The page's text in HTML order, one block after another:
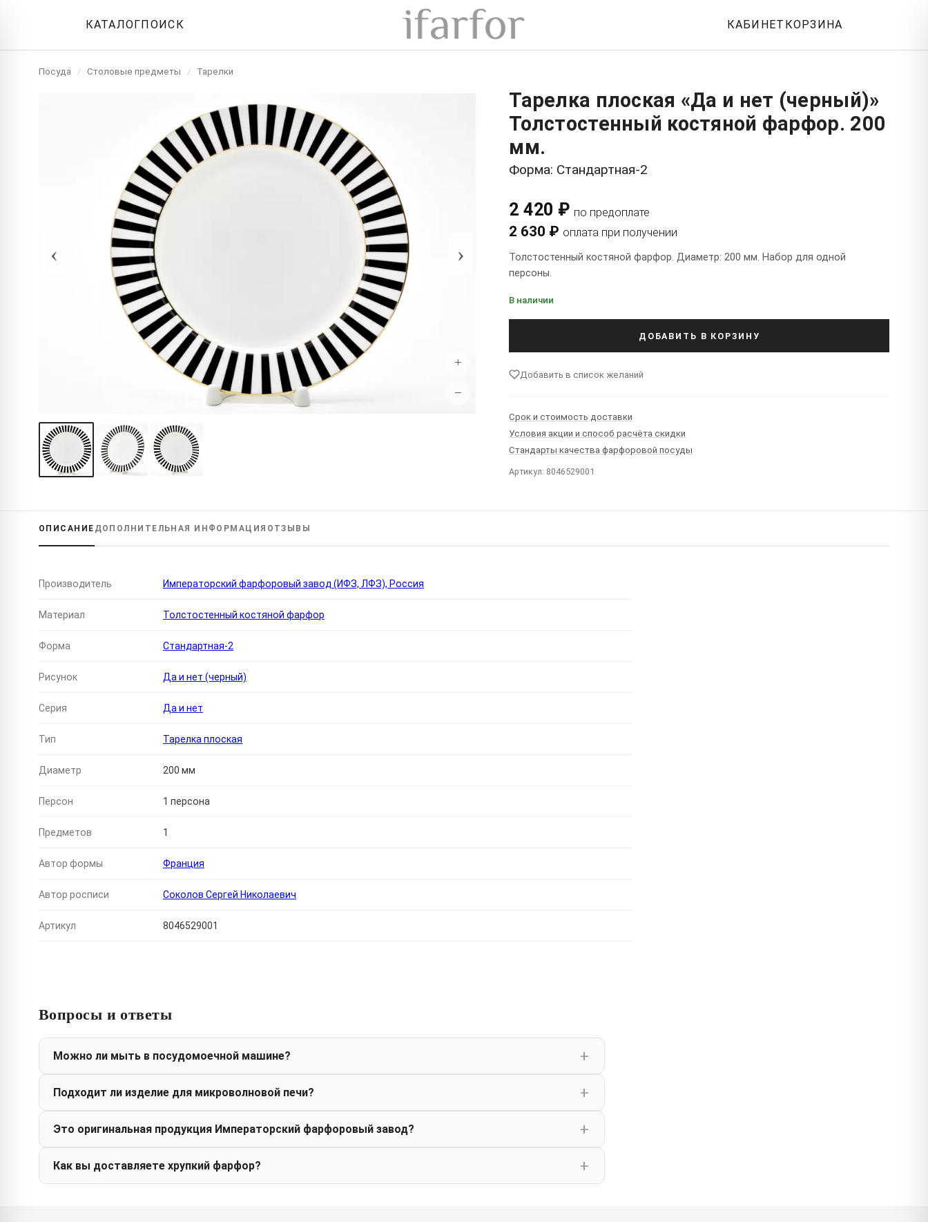
КАТАЛОГПОИСК КАБИНЕТ КОРЗИНА
Посуда / Столовые предметы / Тарелки
‹ ›
+
−
Тарелка плоская «Да и нет (черный)»
Толстостенный костяной фарфор. 200
мм.
Форма: Стандартная-2
2 420 ₽ по предоплате
2 630 ₽ оплата при получении
Толстостенный костяной фарфор. Диаметр: 200 мм. Набор для одной
персоны.
В наличии
ДОБАВИТЬ В КОРЗИНУ
Добавить в список желаний
Срок и стоимость доставки
Условия акции и способ расчёта скидки
Стандарты качества фарфоровой посуды
Артикул: 8046529001
ОПИСАНИЕ ДОПОЛНИТЕЛЬНАЯ ИНФОРМАЦИЯ ОТЗЫВЫ
Производитель Императорский фарфоровый завод (ИФЗ, ЛФЗ), Россия
Материал Толстостенный костяной фарфор
Форма Стандартная-2
Рисунок Да и нет (черный)
Серия Да и нет
Тип Тарелка плоская
Диаметр 200 мм
Персон 1 персона
Предметов 1
Автор формы Франция
Автор росписи Соколов Сергей Николаевич
Артикул 8046529001
Вопросы и ответы
Можно ли мыть в посудомоечной машине?
Подходит ли изделие для микроволновой печи?
Это оригинальная продукция Императорский фарфоровый завод?
Как вы доставляете хрупкий фарфор?